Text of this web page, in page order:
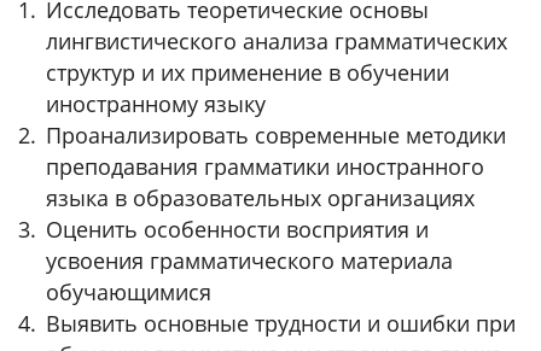
Исследовать теоретические основы
лингвистического анализа грамматических
структур и их применение в обучении
иностранному языку
Проанализировать современные методики
преподавания грамматики иностранного
языка в образовательных организациях
Оценить особенности восприятия и
усвоения грамматического материала
обучающимися
Выявить основные трудности и ошибки при